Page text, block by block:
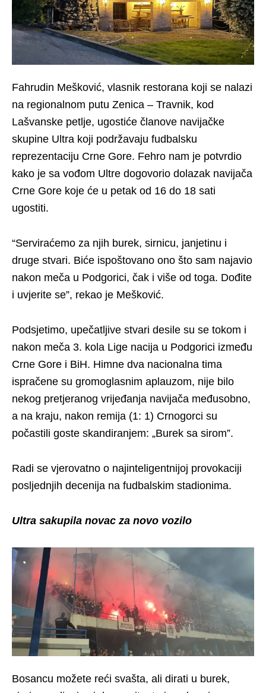
Fahrudin Mešković, vlasnik restorana koji se nalazi
na regionalnom putu Zenica – Travnik, kod
Lašvanske petlje, ugostiće članove navijačke
skupine Ultra koji podržavaju fudbalsku
reprezentaciju Crne Gore. Fehro nam je potvrdio
kako je sa vođom Ultre dogovorio dolazak navijača
Crne Gore koje će u petak od 16 do 18 sati
ugostiti.
“Serviraćemo za njih burek, sirnicu, janjetinu i
druge stvari. Biće ispoštovano ono što sam najavio
nakon meča u Podgorici, čak i više od toga. Dođite
i uvjerite se”, rekao je Mešković.
Podsjetimo, upečatljive stvari desile su se tokom i
nakon meča 3. kola Lige nacija u Podgorici između
Crne Gore i BiH. Himne dva nacionalna tima
ispračene su gromoglasnim aplauzom, nije bilo
nekog pretjeranog vrijeđanja navijača međusobno,
a na kraju, nakon remija (1: 1) Crnogorci su
počastili goste skandiranjem: „Burek sa sirom”.
Radi se vjerovatno o najinteligentnijoj provokaciji
posljednjih decenija na fudbalskim stadionima.
Ultra sakupila novac za novo vozilo
Bosancu možete reći svašta, ali dirati u burek,